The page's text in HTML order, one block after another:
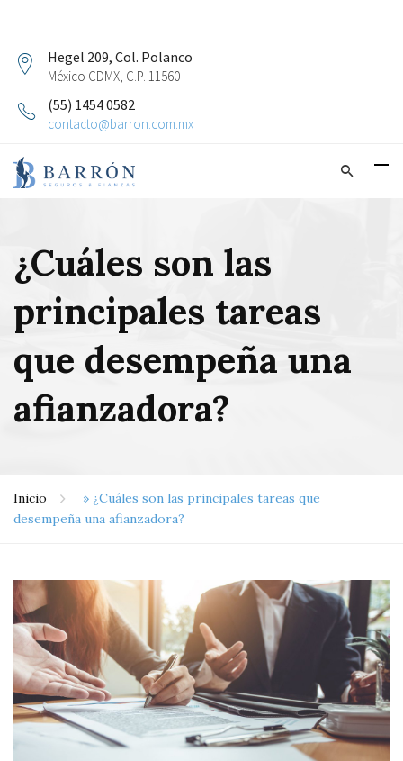
Hegel 209, Col. Polanco
México CDMX, C.P. 11560
(55) 1454 0582
contacto@barron.com.mx
¿Cuáles son las
principales tareas
que desempeña una
afianzadora?
Inicio » ¿Cuáles son las principales tareas que
desempeña una afianzadora?